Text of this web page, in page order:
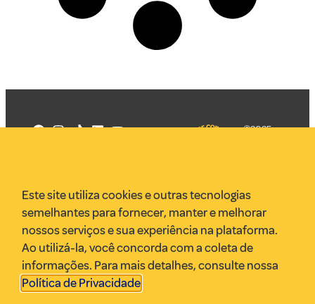
VR Assessoria
Parcerias
Envie uma pauta
Anuncie
©2025
Este site utiliza cookies e outras tecnologias
semelhantes para fornecer, manter e melhorar
nossos serviços e sua experiência na plataforma.
Ao utilizá-la, você concorda com a coleta de
informações. Para mais detalhes, consulte nossa
Política de Privacidade.